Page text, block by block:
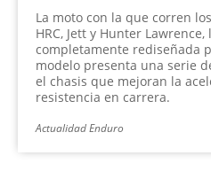
La moto con la que corren
HRC, Jett y Hunter Lawrence,
completamente rediseñada
modelo presenta una serie
el chasis que mejoran la
resistencia en carrera.
Actualidad Enduro